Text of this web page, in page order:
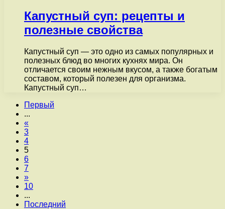
Капустный суп: рецепты и
полезные свойства
Капустный суп — это одно из самых популярных и
полезных блюд во многих кухнях мира. Он
отличается своим нежным вкусом, а также богатым
составом, который полезен для организма.
Капустный суп…
Первый
...
«
3
4
5
6
7
»
10
...
Последний